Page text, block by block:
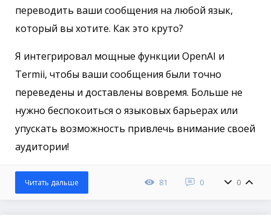
переводить ваши сообщения на любой язык,
который вы хотите. Как это круто?
Я интегрировал мощные функции OpenAI и
Termii, чтобы ваши сообщения были точно
переведены и доставлены вовремя. Больше не
нужно беспокоиться о языковых барьерах или
упускать возможность привлечь внимание своей
аудитории!
81 0 0
Читать дальше